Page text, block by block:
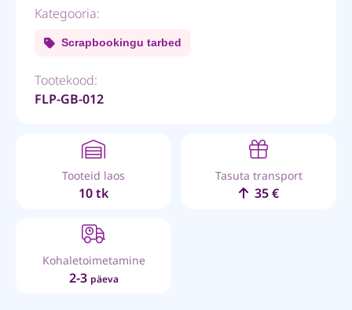
Kategooria:
Scrapbookingu tarbed
Tootekood:
FLP-GB-012
Tooteid laos
10 tk
Tasuta transport
35 €
Kohaletoimetamine
2-3 päeva